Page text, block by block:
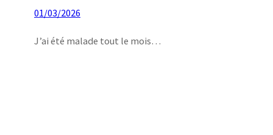
01/03/2026
J’ai été malade tout le mois…